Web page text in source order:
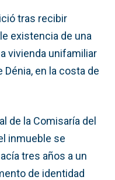
tras recibir
existencia de una
vivienda unifamiliar
Dénia, en la costa de
de la Comisaría del
inmueble se
tres años a un
de identidad